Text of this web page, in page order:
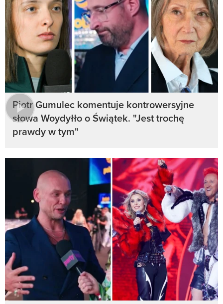
Piotr Gumulec komentuje kontrowersyjne
słowa Woydyłło o Świątek. "Jest trochę
prawdy w tym"